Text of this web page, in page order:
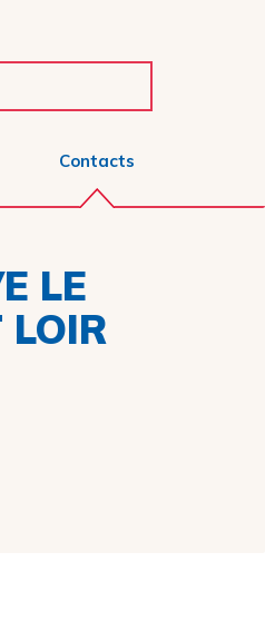
Contacts
LE
LOIR